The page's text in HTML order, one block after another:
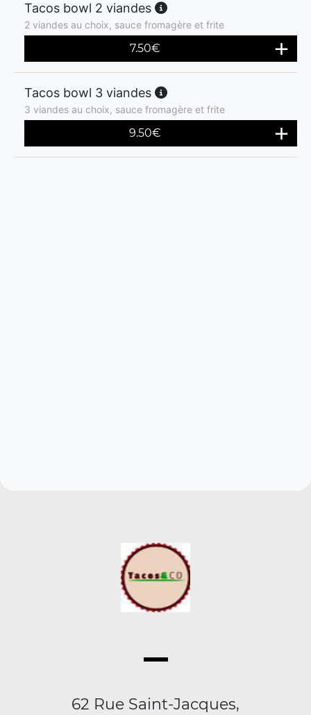
Tacos bowl 2 viandes
2 viandes au choix, sauce fromagère et frite
7.50€
Tacos bowl 3 viandes
3 viandes au choix, sauce fromagère et frite
9.50€
62 Rue Saint-Jacques,